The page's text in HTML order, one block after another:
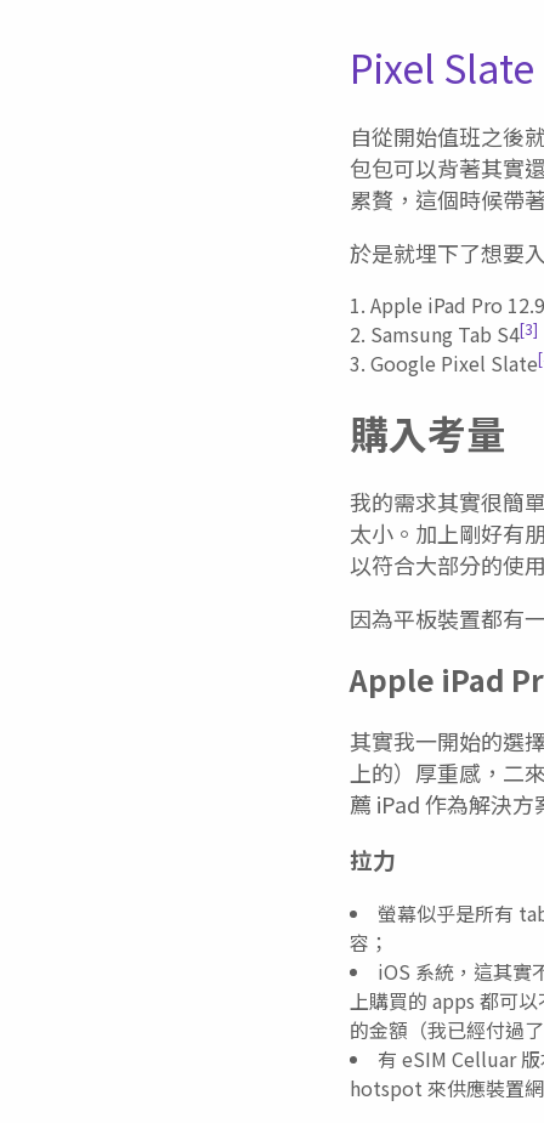
Pixel
自從開始值班之後
包包可以背著其實
累贅，這個時候帶
於是就埋下了想要
Apple iPad Pro
Samsung Tab S4[3]
Google Pixel Slate
購入考量
我的需求其實很簡
太小。加上剛好有
以符合大部分的使
因為平板裝置都有
Apple iPad
其實我一開始的選
上的）厚重感，
薦 iPad 作為解決方
拉力
螢幕似乎是所有
容；
iOS 系統，這其實
上購買的 apps 都可
的金額（我已經付過
有 eSIM Celluar
hotspot 來供應裝置